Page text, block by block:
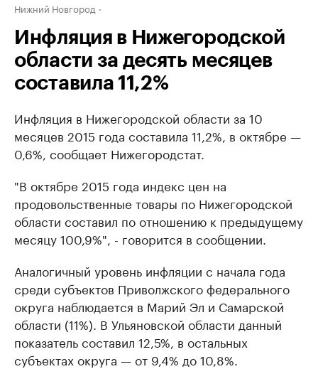
Нижний Новгород
Инфляция в Нижегородской
области за десять месяцев
составила 11,2%
Инфляция в Нижегородской области за 10
месяцев 2015 года составила 11,2%, в октябре —
0,6%, сообщает Нижегородстат.
"В октябре 2015 года индекс цен на
продовольственные товары по Нижегородской
области составил по отношению к предыдущему
месяцу 100,9%", - говорится в сообщении.
Аналогичный уровень инфляции с начала года
среди субъектов Приволжского федерального
округа наблюдается в Марий Эл и Самарской
области (11%). В Ульяновской области данный
показатель составил 12,5%, в остальных
субъектах округа — от 9,4% до 10,8%.